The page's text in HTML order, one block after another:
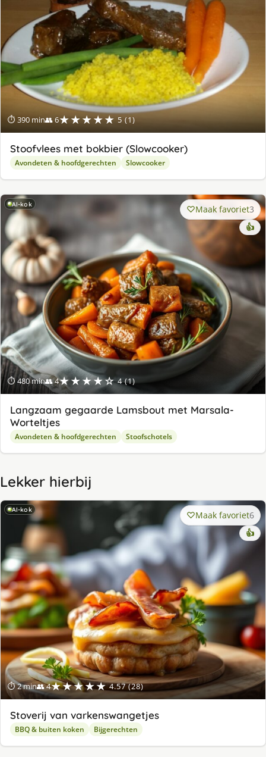
⏱ 390 min👥 6★★★★★ 5 (1)
Stoofvlees met bokbier (Slowcooker)
Avondeten & hoofdgerechten Slowcooker
AI-kok
⏱ 480 min👥 4★★★★☆ 4 (1)
Maak favoriet3
👍
Langzaam gegaarde Lamsbout met Marsala-
Worteltjes
Avondeten & hoofdgerechten Stoofschotels
Lekker hierbij
AI-kok
⏱ 2 min👥 4★★★★★ 4.57 (28)
Maak favoriet6
👍
Stoverij van varkenswangetjes
BBQ & buiten koken Bijgerechten